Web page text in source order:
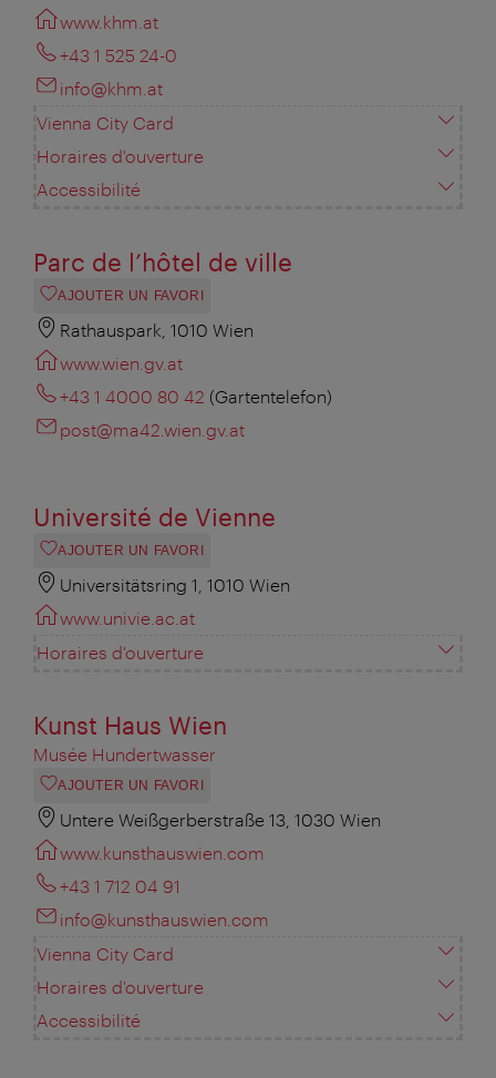
www.khm.at
+43 1 525 24-0
info@khm.at
Vienna City Card
Horaires d'ouverture
Accessibilité
Parc de l’hôtel de ville
AJOUTER UN FAVORI
Rathauspark, 1010 Wien
www.wien.gv.at
+43 1 4000 80 42 (Gartentelefon)
post@ma42.wien.gv.at
Université de Vienne
AJOUTER UN FAVORI
Universitätsring 1, 1010 Wien
www.univie.ac.at
Horaires d'ouverture
Kunst Haus Wien
Musée Hundertwasser
AJOUTER UN FAVORI
Untere Weißgerberstraße 13, 1030 Wien
www.kunsthauswien.com
+43 1 712 04 91
info@kunsthauswien.com
Vienna City Card
Horaires d'ouverture
Accessibilité